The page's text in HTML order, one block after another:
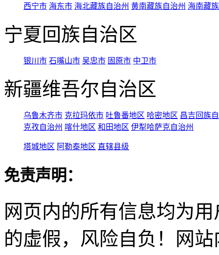
西宁市 海东市 海北藏族自治州 黄南藏族自治州 海南藏
宁夏回族自治区
银川市 石嘴山市 吴忠市 固原市 中卫市
新疆维吾尔自治区
乌鲁木齐市 克拉玛依市 吐鲁番地区 哈密地区 昌吉回族
克孜自治州 喀什地区 和田地区 伊犁哈萨克自治州
塔城地区 阿勒泰地区 直辖县级
免责声明：
网页内的所有信息均为
的虚假，风险自负！网